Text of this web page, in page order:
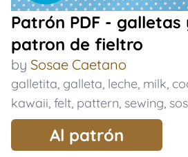
Patrón PDF - galletas
patron de fieltro
by Sosae Caetano
galletita, galleta, leche, milk,
kawaii, felt, pattern, sewing,
Al patrón